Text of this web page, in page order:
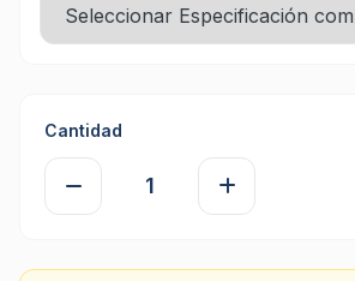
Cantidad